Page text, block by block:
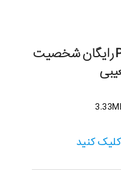
کتاب الکترونیکی PDF رایگان شخصیت
کلیک کنید